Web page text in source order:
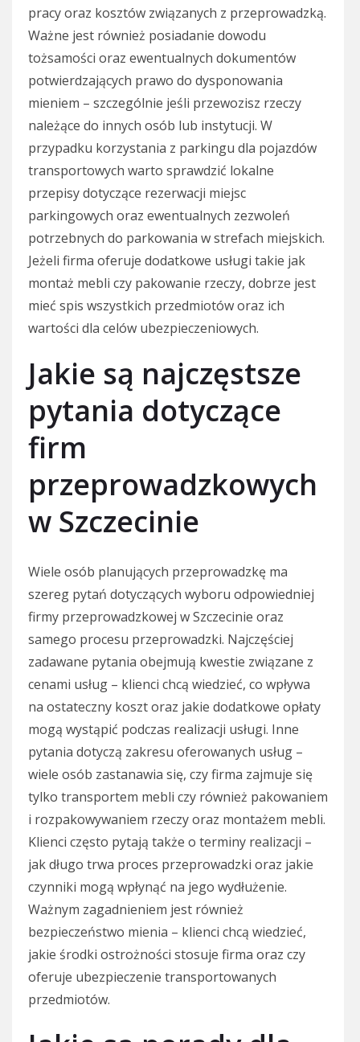
pracy oraz kosztów związanych z przeprowadzką.
Ważne jest również posiadanie dowodu
tożsamości oraz ewentualnych dokumentów
potwierdzających prawo do dysponowania
mieniem – szczególnie jeśli przewozisz rzeczy
należące do innych osób lub instytucji. W
przypadku korzystania z parkingu dla pojazdów
transportowych warto sprawdzić lokalne
przepisy dotyczące rezerwacji miejsc
parkingowych oraz ewentualnych zezwoleń
potrzebnych do parkowania w strefach miejskich.
Jeżeli firma oferuje dodatkowe usługi takie jak
montaż mebli czy pakowanie rzeczy, dobrze jest
mieć spis wszystkich przedmiotów oraz ich
wartości dla celów ubezpieczeniowych.
Jakie są najczęstsze
pytania dotyczące
firm
przeprowadzkowych
w Szczecinie
Wiele osób planujących przeprowadzkę ma
szereg pytań dotyczących wyboru odpowiedniej
firmy przeprowadzkowej w Szczecinie oraz
samego procesu przeprowadzki. Najczęściej
zadawane pytania obejmują kwestie związane z
cenami usług – klienci chcą wiedzieć, co wpływa
na ostateczny koszt oraz jakie dodatkowe opłaty
mogą wystąpić podczas realizacji usługi. Inne
pytania dotyczą zakresu oferowanych usług –
wiele osób zastanawia się, czy firma zajmuje się
tylko transportem mebli czy również pakowaniem
i rozpakowywaniem rzeczy oraz montażem mebli.
Klienci często pytają także o terminy realizacji –
jak długo trwa proces przeprowadzki oraz jakie
czynniki mogą wpłynąć na jego wydłużenie.
Ważnym zagadnieniem jest również
bezpieczeństwo mienia – klienci chcą wiedzieć,
jakie środki ostrożności stosuje firma oraz czy
oferuje ubezpieczenie transportowanych
przedmiotów.